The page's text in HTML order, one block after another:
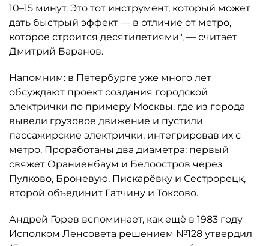
10–15 минут. Это тот инструмент, который может
дать быстрый эффект — в отличие от метро,
которое строится десятилетиями", — считает
Дмитрий Баранов.
Напомним: в Петербурге уже много лет
обсуждают проект создания городской
электрички по примеру Москвы, где из города
вывели грузовое движение и пустили
пассажирские электрички, интегрировав их с
метро. Проработаны два диаметра: первый
свяжет Ораниенбаум и Белоостров через
Пулково, Броневую, Пискарёвку и Сестрорецк,
второй объединит Гатчину и Токсово.
Андрей Горев вспоминает, как ещё в 1983 году
Исполком Ленсовета решением №128 утвердил